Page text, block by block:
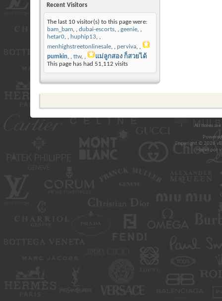
Recent Visitors
The last 10 visitor(s) to this page were:
bam_bam, dubai-escorts, geenie,
hetar0, huphip13,
menhighstreetonlinesale, perviva,
pumkin, ttw,
แม่ลูกสอง ก็สวยได้
This page has had 51,112 visits
All times
Copyright © 2026
Hacks por